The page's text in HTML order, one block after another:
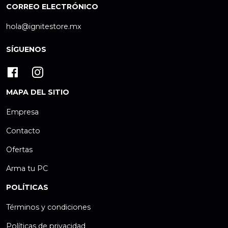
CORREO ELECTRÓNICO
hola@ignitestore.mx
SÍGUENOS
MAPA DEL SITIO
Empresa
Contacto
Ofertas
Arma tu PC
POLÍTICAS
Términos y condiciones